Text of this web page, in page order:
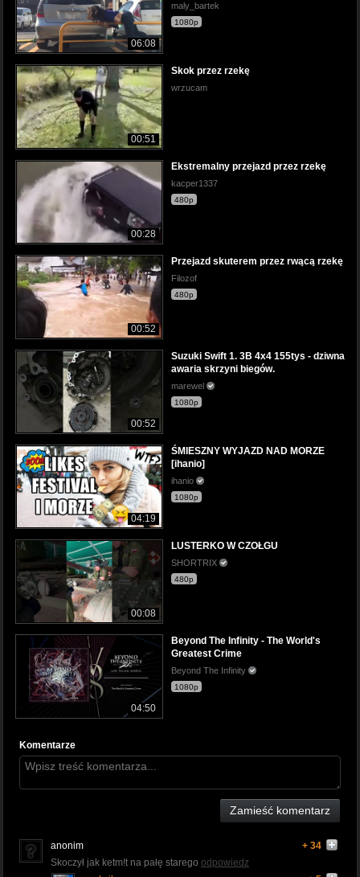
06:08
maly_bartek
1080p
00:51
Skok przez rzekę
wrzucam
00:28
Ekstremalny przejazd przez rzekę
kacper1337
480p
00:52
Przejazd skuterem przez rwącą rzekę
Filozof
480p
00:52
Suzuki Swift 1. 3B 4x4 155tys - dziwna
awaria skrzyni biegów.
marewel
1080p
04:19
ŚMIESZNY WYJAZD NAD MORZE
[ihanio]
ihanio
1080p
00:08
LUSTERKO W CZOŁGU
SHORTRIX
480p
04:50
Beyond The Infinity - The World's
Greatest Crime
Beyond The Infinity
1080p
Komentarze
Zamieść komentarz
anonim
+ 34
Skoczył jak ketm!t na pałę starego odpowiedz